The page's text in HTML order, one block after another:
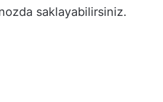
saklayabilirsiniz.